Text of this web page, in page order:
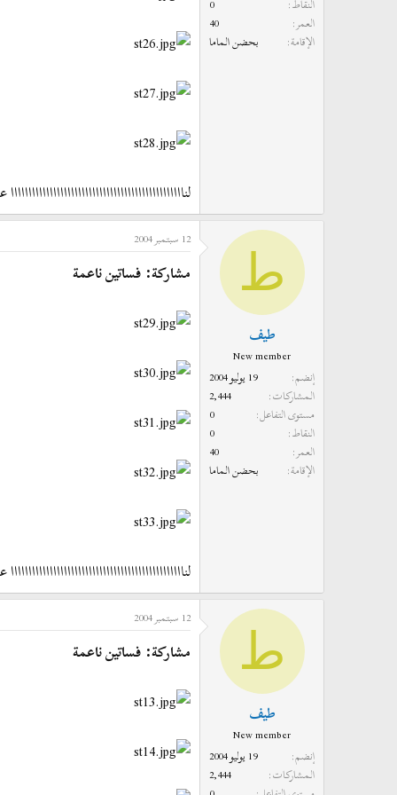
النقاط
0
العمر
40
الإقامة
بحضن الماما
ط
طيف
New member
إنضم
19 يوليو 2004
المشاركات
2,444
مستوى التفاعل
0
النقاط
0
العمر
40
الإقامة
بحضن الماما
12 سبتمبر 2004
مشاركة: فساتين ناعمة
ط
طيف
New member
إنضم
19 يوليو 2004
المشاركات
2,444
12 سبتمبر 2004
مشاركة: فساتين ناعمة